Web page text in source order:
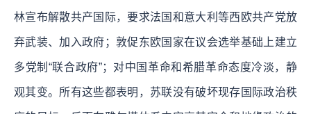
林宣布解散共产国际，要求法国和意大利等西欧共产党放
弃武装、加入政府；敦促东欧国家在议会选举基础上建立
多党制“联合政府”；对中国革命和希腊革命态度冷淡，静
观其变。所有这些都表明，苏联没有破坏现存国际政治秩